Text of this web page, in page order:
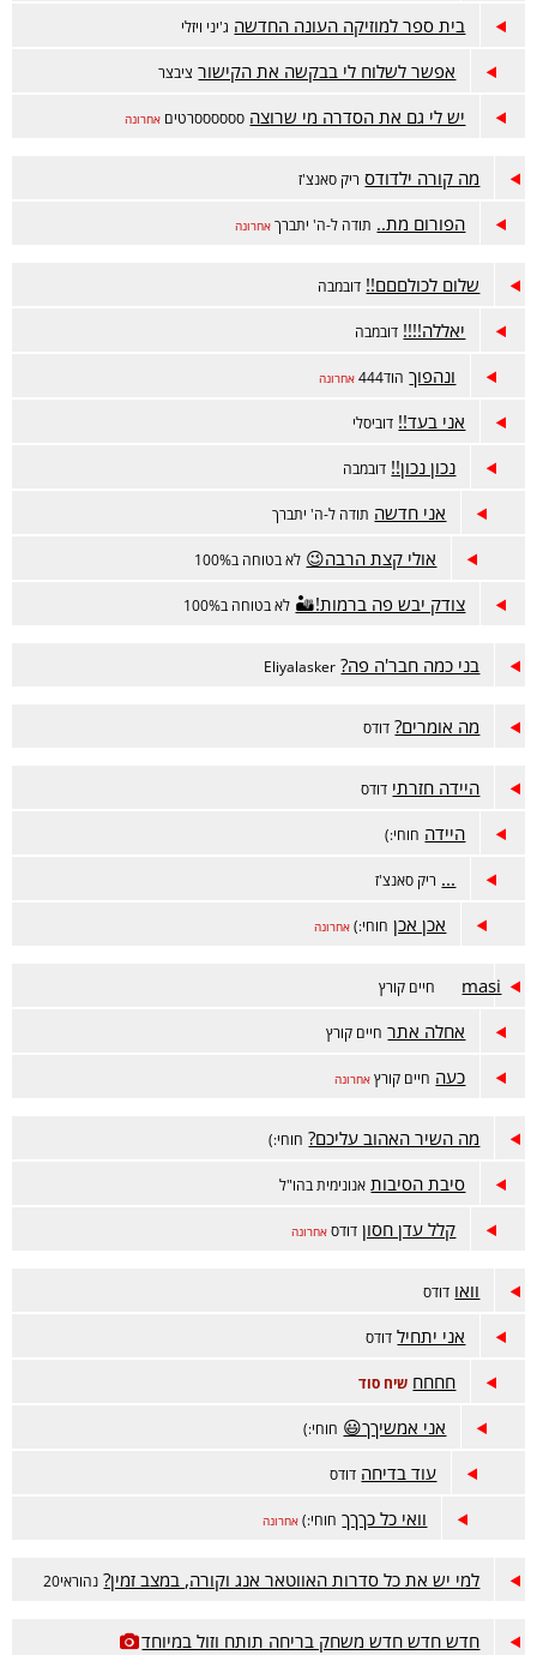
בית ספר למוזיקה העונה החדשה ג'יני ויזלי
אפשר לשלוח לי בבקשה את הקישור ציבצר
יש לי גם את הסדרה מי שרוצה ססססססרטים אחרונה
מה קורה ילדודס ריק סאנצ'ז
הפורום מת.. תודה ל-ה' יתברך אחרונה
שלום לכולםםם!! דובמבה
יאללה!!!! דובמבה
ונהפוך הוד444 אחרונה
אני בעד!! דוביסלי
נכון נכון!! דובמבה
אני חדשה תודה ל-ה' יתברך
אולי קצת הרבה😉 לא בטוחה ב100%
צודק יבש פה ברמות!🏜 לא בטוחה ב100%
בני כמה חבר'ה פה? Eliyalasker
מה אומרים? דודס
היידה חזרתי דודס
היידה חוחי:)
... ריק סאנצ'ז
אכן אכן חוחי:) אחרונה
masi חיים קורץ
אחלה אתר חיים קורץ
כעה חיים קורץ אחרונה
מה השיר האהוב עליכם? חוחי:)
סיבת הסיבות אנונימית בהו"ל
קלל עדן חסון דודס אחרונה
וואו דודס
אני יתחיל דודס
חחחח שיח סוד
אני אמשיךך😃 חוחי:)
עוד בדיחה דודס
וואי כל כךךך חוחי:) אחרונה
למי יש את כל סדרות האווטאר אנג וקורה, במצב זמין? נהוראי20
חדש חדש חדש משחק בריחה תותח וזול במיוחד